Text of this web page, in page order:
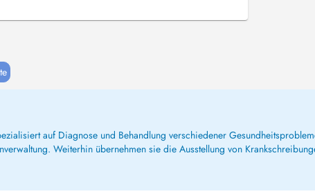
auf Diagnose und Behandlung verschiedener
Weiterhin übernehmen sie die Ausstellung von